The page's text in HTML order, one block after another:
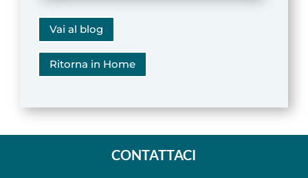
Vai al blog
Ritorna in Home
CONTATTACI